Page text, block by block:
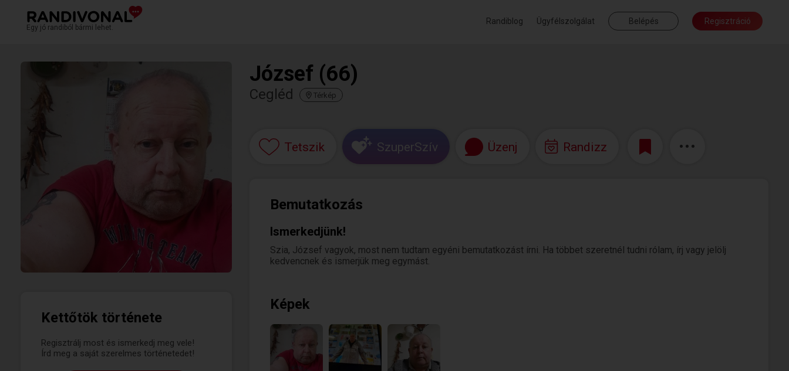
Egy jó randiból bármi lehet.
Randiblog Ügyfélszolgálat Belépés Regisztráció
Kettőtök története
Regisztrálj most és ismerkedj meg vele!
Írd meg a saját szerelmes történetedet!
József (66)
Cegléd Térkép
Tetszik SzuperSzív Üzenj Randizz
Bemutatkozás
Ismerkedjünk!
Szia, József vagyok, most nem tudtam egyéni bemutatkozást írni. Ha többet szeretnél tudni rólam, írj vagy jelölj
kedvencnek és ismerjük meg egymást.
Képek